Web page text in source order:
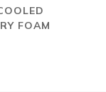
FOAM